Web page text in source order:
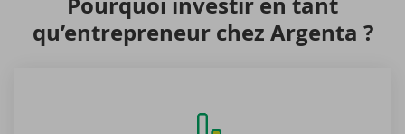
qu’en­tre­pre­neur chez Argenta ?